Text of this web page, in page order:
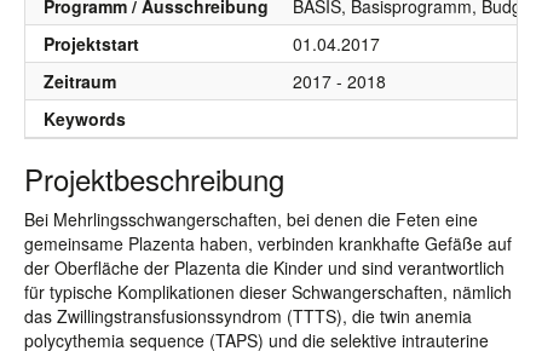
Programm / Ausschreibung
BASIS, Basisprogramm,
Projektstart
01.04.2017
Zeitraum
2017 - 2018
Keywords
Projektbeschreibung
Bei Mehrlingsschwangerschaften, bei denen die Feten eine
gemeinsame Plazenta haben, verbinden krankhafte Gefäße auf
der Oberfläche der Plazenta die Kinder und sind verantwortlich
für typische Komplikationen dieser Schwangerschaften, nämlich
das Zwillingstransfusionssyndrom (TTTS), die twin anemia
polycythemia sequence (TAPS) und die selektive intrauterine